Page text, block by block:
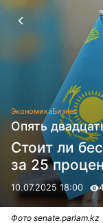
ЭкономикаБизнес
Опять
Стоит ли
за 25
10.07.2025 18:00
Фото senate.parlam.kz